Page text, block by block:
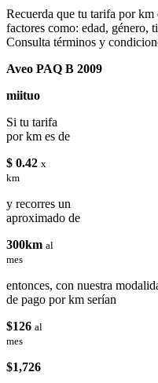
Recuerda que tu tarifa por km
factores como: edad, género,
Consulta términos y
Aveo PAQ B 2009
miituo
Si tu tarifa
por km es de
$ 0.42 x
km
y recorres un
aproximado de
300km al
mes
entonces, con nuestra
de pago por km serían
$126 al
mes
$1,726